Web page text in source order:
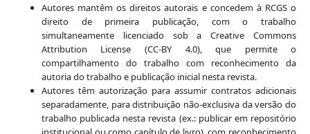
Autores mantêm os direitos autorais e concedem à RCGS o
direito de primeira publicação, com o trabalho
simultaneamente licenciado sob a Creative Commons
Attribution License (CC-BY 4.0), que permite o
compartilhamento do trabalho com reconhecimento da
autoria do trabalho e publicação inicial nesta revista.
Autores têm autorização para assumir contratos adicionais
separadamente, para distribuição não-exclusiva da versão do
trabalho publicada nesta revista (ex.: publicar em repositório